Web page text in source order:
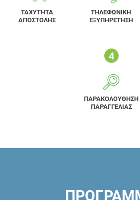
ΤΑΧΥΤΗΤΑ
ΑΠΟΣΤΟΛΗΣ
ΤΗΛΕΦΩΝΙΚΗ
ΕΞΥΠΗΡΕΤΗΣΗ
ΠΑΡΑΚΟΛΟΥΘΗΣΗ
ΠΑΡΑΓΓΕΛΙΑΣ